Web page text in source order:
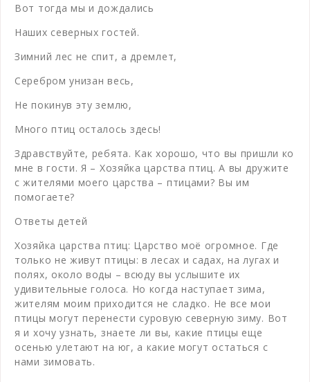
Вот тогда мы и дождались
Наших северных гостей.
Зимний лес не спит, а дремлет,
Серебром унизан весь,
Не покинув эту землю,
Много птиц осталось здесь!
Здравствуйте, ребята. Как хорошо, что вы пришли ко
мне в гости. Я – Хозяйка царства птиц. А вы дружите
с жителями моего царства – птицами? Вы им
помогаете?
Ответы детей
Хозяйка царства птиц: Царство моё огромное. Где
только не живут птицы: в лесах и садах, на лугах и
полях, около воды – всюду вы услышите их
удивительные голоса. Но когда наступает зима,
жителям моим приходится не сладко. Не все мои
птицы могут перенести суровую северную зиму. Вот
я и хочу узнать, знаете ли вы, какие птицы еще
осенью улетают на юг, а какие могут остаться с
нами зимовать.